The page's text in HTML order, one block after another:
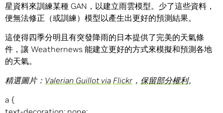
星資料來訓練某種 GAN，以建立雨雲模型。少了這些資料，
便無法修正（或訓練）模型以產生出更好的預測結果。
這使得四季分明且有突發降雨的日本提供了完美的天氣條
件，讓 Weathernews 能建立更好的方式來模擬和預測各地
的天氣。
精選圖片： Valerian Guillot via Flickr， 保留部分權利。
a {